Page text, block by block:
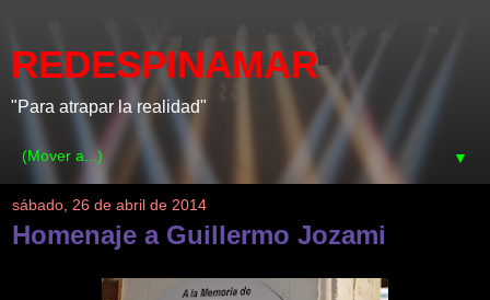
REDESPINAMAR
"Para atrapar la realidad"
▼
sábado, 26 de abril de 2014
Homenaje a Guillermo Jozami